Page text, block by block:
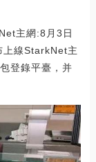
主網:8月3日
線StarkNet主
登錄平臺，并